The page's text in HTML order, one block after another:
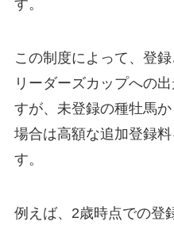
す。
この制度によって、登
リーダーズカップへの
すが、未登録の種牡馬
場合は高額な追加登録
す。
例えば、2歳時点での登